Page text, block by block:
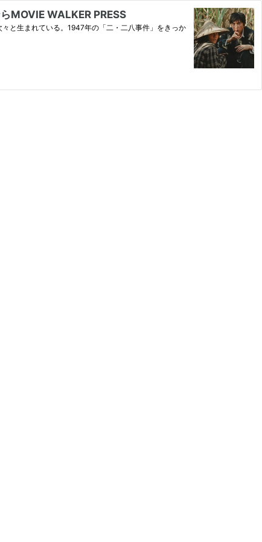
MOVIE WALKER PRESS
と生まれている。1947年の「二・二八事件」をきっか